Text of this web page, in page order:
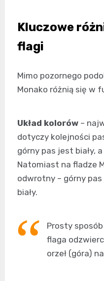
Kluczowe
flagi
Mimo pozornego
Monako różnią się w
Układ kolorów –
dotyczy kolejności
górny pas jest biały,
Natomiast na fladze
odwrotny – górny
biały.
Prosty
flaga
orzeł (góra)